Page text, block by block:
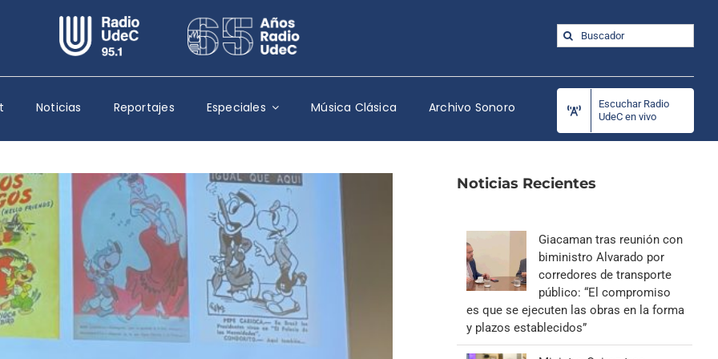
Escuchar Radio UdeC en vivo
Quiénes Somos
Programación
Podcast
Noticias
Reportajes
Columnas
Música Clásica
Especiales
Buscar:
Noticias Reportajes Especiales Música Clásica Archivo Sonoro
Escuchar Radio
UdeC en vivo
Noticias Recientes
Giacaman tras reunión con
biministro Alvarado por
corredores de transporte
público: “El compromiso
es que se ejecuten las obras en la forma
y plazos establecidos”